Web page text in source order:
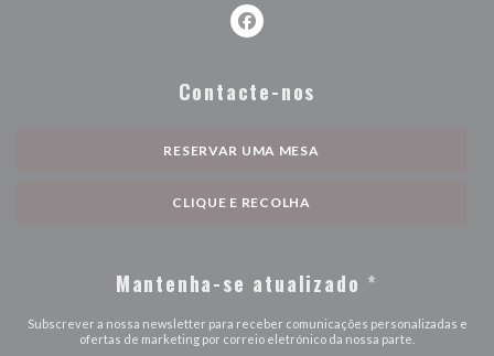
Facebook ((abre numa nova
Contacte-nos
RESERVAR UMA MESA
CLIQUE E RECOLHA
Mantenha-se atualizado *
Subscrever a nossa newsletter para receber comunicações personalizadas e
ofertas de marketing por correio eletrónico da nossa parte.